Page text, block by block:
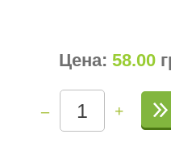
Цена: 58.00
– +